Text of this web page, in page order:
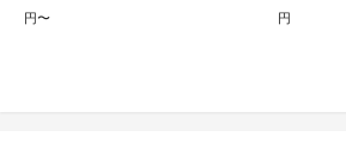
円〜 円